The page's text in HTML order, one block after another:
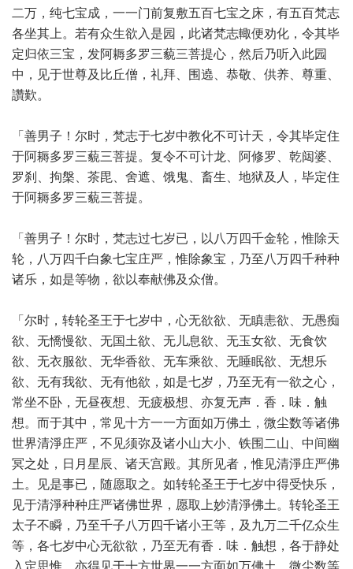
二万，纯七宝成，一一门前复敷五百七宝之床，有五百梵志
各坐其上。若有众生欲入是园，此诸梵志輙便劝化，令其毕
定归依三宝，发阿耨多罗三藐三菩提心，然后乃听入此园
中，见于世尊及比丘僧，礼拜、围遶、恭敬、供养、尊重、
讚歎。
「善男子！尔时，梵志于七岁中教化不可计天，令其毕定住
于阿耨多罗三藐三菩提。复令不可计龙、阿修罗、乾闼婆、
罗刹、拘槃、茶毘、舍遮、饿鬼、畜生、地狱及人，毕定住
于阿耨多罗三藐三菩提。
「善男子！尔时，梵志过七岁已，以八万四千金轮，惟除天
轮，八万四千白象七宝庄严，惟除象宝，乃至八万四千种种
诸乐，如是等物，欲以奉献佛及众僧。
「尔时，转轮圣王于七岁中，心无欲欲、无瞋恚欲、无愚痴
欲、无憍慢欲、无国土欲、无儿息欲、无玉女欲、无食饮
欲、无衣服欲、无华香欲、无车乘欲、无睡眠欲、无想乐
欲、无有我欲、无有他欲，如是七岁，乃至无有一欲之心，
常坐不卧，无昼夜想、无疲极想、亦复无声．香．味．触
想。而于其中，常见十方一一方面如万佛土，微尘数等诸佛
世界清淨庄严，不见须弥及诸小山大小、铁围二山、中间幽
冥之处，日月星辰、诸天宫殿。其所见者，惟见清淨庄严佛
土。见是事已，随愿取之。如转轮圣王于七岁中得受快乐，
见于清淨种种庄严诸佛世界，愿取上妙清淨佛土。转轮圣王
太子不瞬，乃至千子八万四千诸小王等，及九万二千亿众生
等，各七岁中心无欲欲，乃至无有香．味．触想，各于静处
入定思惟，亦得见于十方世界一一方面如万佛土，微尘数等